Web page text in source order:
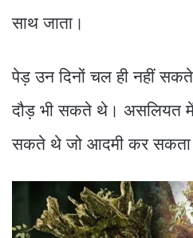
साथ जाता।
पेड़ उन दिनों चल ही नहीं
दौड़ भी सकते थे। असलियत
सकते थे जो आदमी कर सकता